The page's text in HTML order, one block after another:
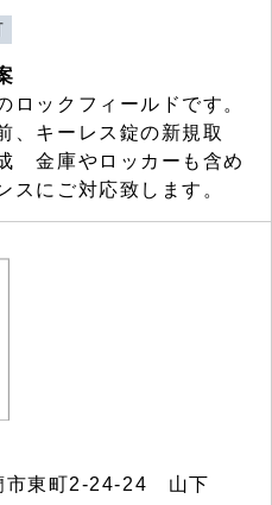
ロックフィールドです。
、キーレス錠の新規取
金庫やロッカーも含め
スにご対応致します。
東町2-24-24 山下